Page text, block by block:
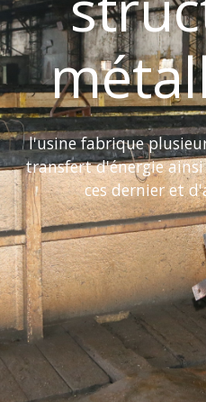
l'usine fabrique
transfert d'énergie
ces dernier et